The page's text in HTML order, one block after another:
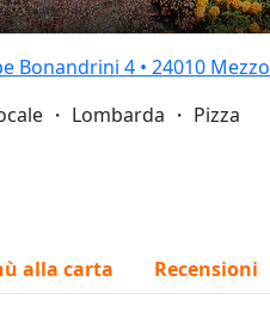
Bonandrini 4 • 24010
・ Lombarda ・ Pizza
alla carta Recensioni